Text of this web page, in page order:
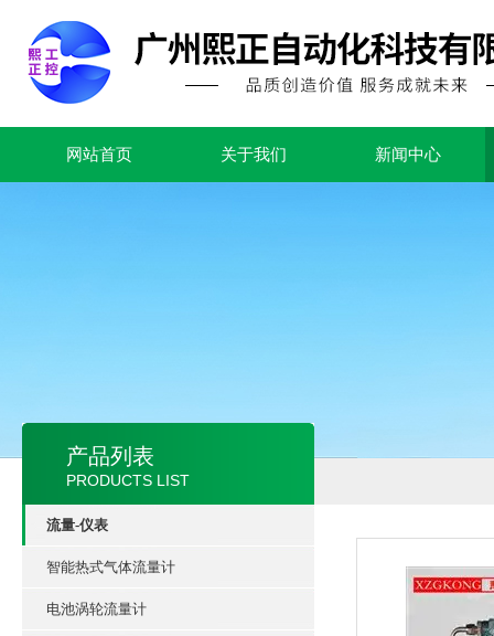
网站首页 关于我们 新闻中心
产品列表
PRODUCTS LIST
流量-仪表
智能热式气体流量计
电池涡轮流量计